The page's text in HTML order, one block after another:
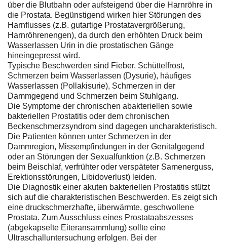
über die Blutbahn oder aufsteigend über die Harnröhre in
die Prostata. Begünstigend wirken hier Störungen des
Harnflusses (z.B. gutartige Prostatavergrößerung,
Harnröhrenengen), da durch den erhöhten Druck beim
Wasserlassen Urin in die prostatischen Gänge
hineingepresst wird.
Typische Beschwerden sind Fieber, Schüttelfrost,
Schmerzen beim Wasserlassen (Dysurie), häufiges
Wasserlassen (Pollakisurie), Schmerzen in der
Dammgegend und Schmerzen beim Stuhlgang.
Die Symptome der chronischen abakteriellen sowie
bakteriellen Prostatitis oder dem chronischen
Beckenschmerzsyndrom sind dagegen uncharakteristisch.
Die Patienten können unter Schmerzen in der
Dammregion, Missempfindungen in der Genitalgegend
oder an Störungen der Sexualfunktion (z.B. Schmerzen
beim Beischlaf, verfrühter oder verspäteter Samenerguss,
Erektionsstörungen, Libidoverlust) leiden.
Die Diagnostik einer akuten bakteriellen Prostatitis stützt
sich auf die charakteristischen Beschwerden. Es zeigt sich
eine druckschmerzhafte, überwärmte, geschwollene
Prostata. Zum Ausschluss eines Prostataabszesses
(abgekapselte Eiteransammlung) sollte eine
Ultraschalluntersuchung erfolgen. Bei der